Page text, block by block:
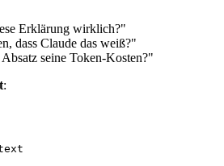
Erklärung wirklich?"
dass Claude das weiß?"
seine Token-Kosten?"
: